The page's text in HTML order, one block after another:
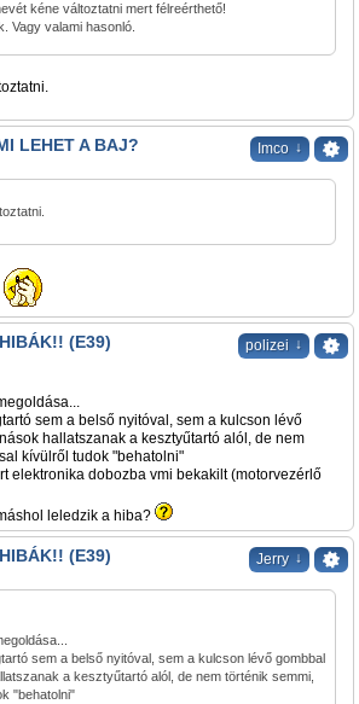
kéne változtatni mert félreérthető!
Vagy valami hasonló.
Imco ↓
LEHET A BAJ?
polizei ↓
(E39)
sem a belső nyitóval, sem a kulcson lévő
hallatszanak a kesztyűtartó alól, de nem
kívülről tudok "behatolni"
elektronika dobozba vmi bekakilt (motorvezérlő
leledzik a hiba?
Jerry ↓
(E39)
sem a belső nyitóval, sem a kulcson lévő gombbal
a kesztyűtartó alól, de nem történik semmi,
"behatolni"